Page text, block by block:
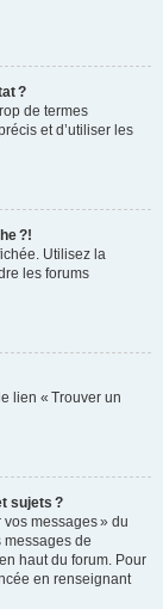
?
de termes
et d’utiliser les
?!
Utilisez la
les forums
lien « Trouver un
sujets ?
messages » du
de
haut du forum. Pour
en renseignant